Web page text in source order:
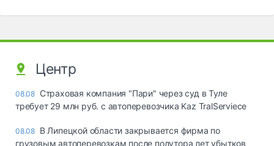
Центр
08.08 Страховая компания "Пари" через суд в Туле
требует 29 млн руб. с автоперевозчика Kaz TralServiece
08.08 В Липецкой области закрывается фирма по
грузовым автоперевозкам после полутора лет убытков